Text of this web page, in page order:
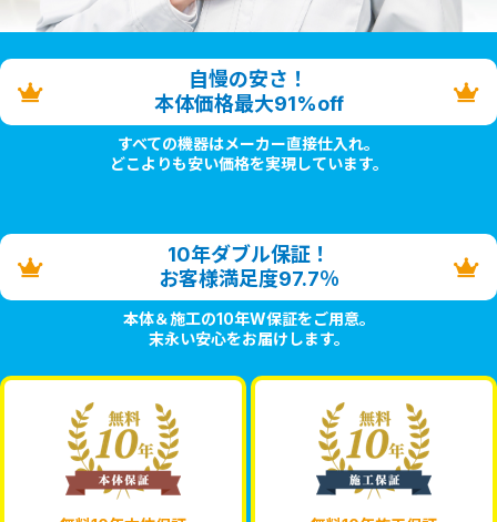
自慢の安さ！
本体価格最大91%off
すべての機器はメーカー直接仕入れ。
どこよりも安い価格を実現しています。
10年ダブル保証！
お客様満足度97.7％
本体＆施工の10年W保証をご用意。
末永い安心をお届けします。